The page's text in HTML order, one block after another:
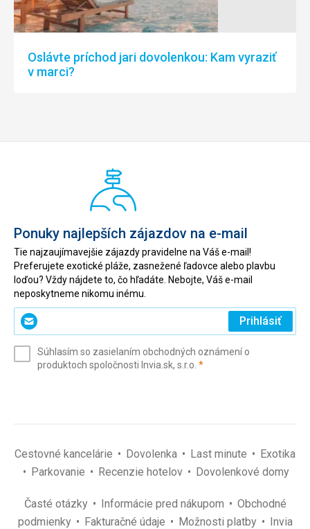
Oslávte príchod jari dovolenkou: Kam vyraziť
v marci?
Ponuky najlepších zájazdov na e-mail
Tie najzaujímavejšie zájazdy pravidelne na Váš e-mail!
Preferujete exotické pláže, zasnežené ľadovce alebo plavbu
loďou? Vždy nájdete to, čo hľadáte. Nebojte, Váš e-mail
neposkytneme nikomu inému.
Zadajte
svoj
(povinné)
Prihlásiť
Súhlasím so zasielaním obchodných oznámení o
produktoch spoločnosti Invia.sk, s.r.o. *(povinné)
Cestovné kancelárie Dovolenka Last minute
Exotika
Parkovanie
Recenzie hotelov Dovolenkové domy
Časté otázky Informácie pred nákupom
Obchodné
podmienky
Fakturačné údaje Možnosti platby
Invia